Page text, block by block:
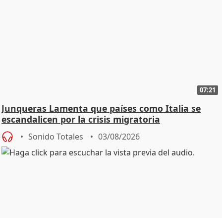
07:21
Junqueras Lamenta que países como Italia se
escandalicen por la crisis migratoria
Sonido Totales 03/08/2026